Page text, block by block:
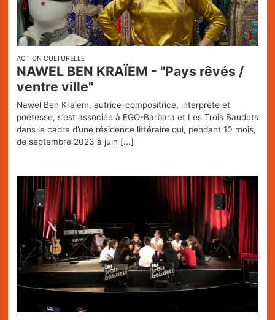
ACTION CULTURELLE
NAWEL BEN KRAÏEM - "Pays rêvés /
ventre ville"
Nawel Ben Kraïem, autrice-compositrice, interprète et
poétesse, s’est associée à FGO-Barbara et Les Trois Baudets
dans le cadre d’une résidence littéraire qui, pendant 10 mois,
de septembre 2023 à juin [...]